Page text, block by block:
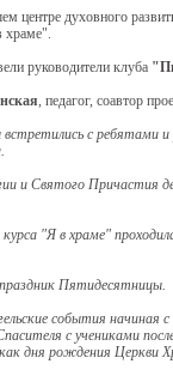
центре духовного
храме".
руководители клуба
, педагог, соавтор
с ребятами
и Святого Причастия
курса "Я в храме"
Пятидесятницы.
события начиная
с учениками
дня рождения Церкви